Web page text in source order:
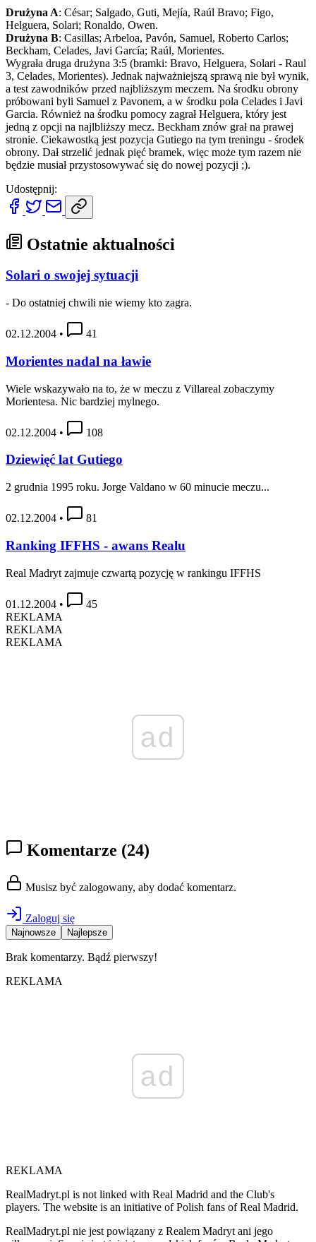
Drużyna A: César; Salgado, Guti, Mejía, Raúl Bravo; Figo,
Helguera, Solari; Ronaldo, Owen.
Drużyna B: Casillas; Arbeloa, Pavón, Samuel, Roberto Carlos;
Beckham, Celades, Javi García; Raúl, Morientes.
Wygrała druga drużyna 3:5 (bramki: Bravo, Helguera, Solari - Raul
3, Celades, Morientes). Jednak najważniejszą sprawą nie był wynik,
a test zawodników przed najbliższym meczem. Na środku obrony
próbowani byli Samuel z Pavonem, a w środku pola Celades i Javi
Garcia. Również na środku pomocy zagrał Helguera, który jest
jedną z opcji na najlbliższy mecz. Beckham znów grał na prawej
stronie. Ciekawostką jest pozycja Gutiego na tym treningu - środek
obrony. Dał strzelić jednak pięć bramek, więc może tym razem nie
będzie musiał przystosowywać się do nowej pozycji ;).
Udostępnij:
Ostatnie aktualności
Solari o swojej sytuacji
- Do ostatniej chwili nie wiemy kto zagra.
02.12.2004 • 41
Morientes nadal na ławie
Wiele wskazywało na to, że w meczu z Villareal zobaczymy
Morientesa. Nic bardziej mylnego.
02.12.2004 • 108
Dziewięć lat Gutiego
2 grudnia 1995 roku. Jorge Valdano w 60 minucie meczu...
02.12.2004 • 81
Ranking IFFHS - awans Realu
Real Madryt zajmuje czwartą pozycję w rankingu IFFHS
01.12.2004 •
45
REKLAMA
REKLAMA
REKLAMA
ad
Komentarze (24)
Musisz być zalogowany, aby dodać komentarz.
Zaloguj się
Najnowsze Najlepsze
Brak komentarzy. Bądź pierwszy!
REKLAMA
ad
REKLAMA
RealMadryt.pl is not linked with Real Madrid and the Club's
players. The website is an initiative of Polish fans of Real Madrid.
RealMadryt.pl nie jest powiązany z Realem Madryt ani jego